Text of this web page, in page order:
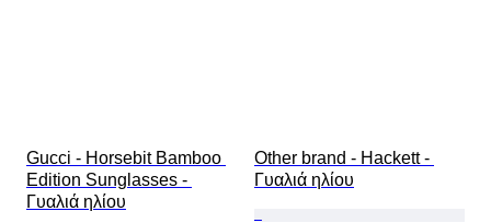
Gucci - Horsebit Bamboo
Edition Sunglasses -
Γυαλιά ηλίου
Other brand - Hackett -
Γυαλιά ηλίου